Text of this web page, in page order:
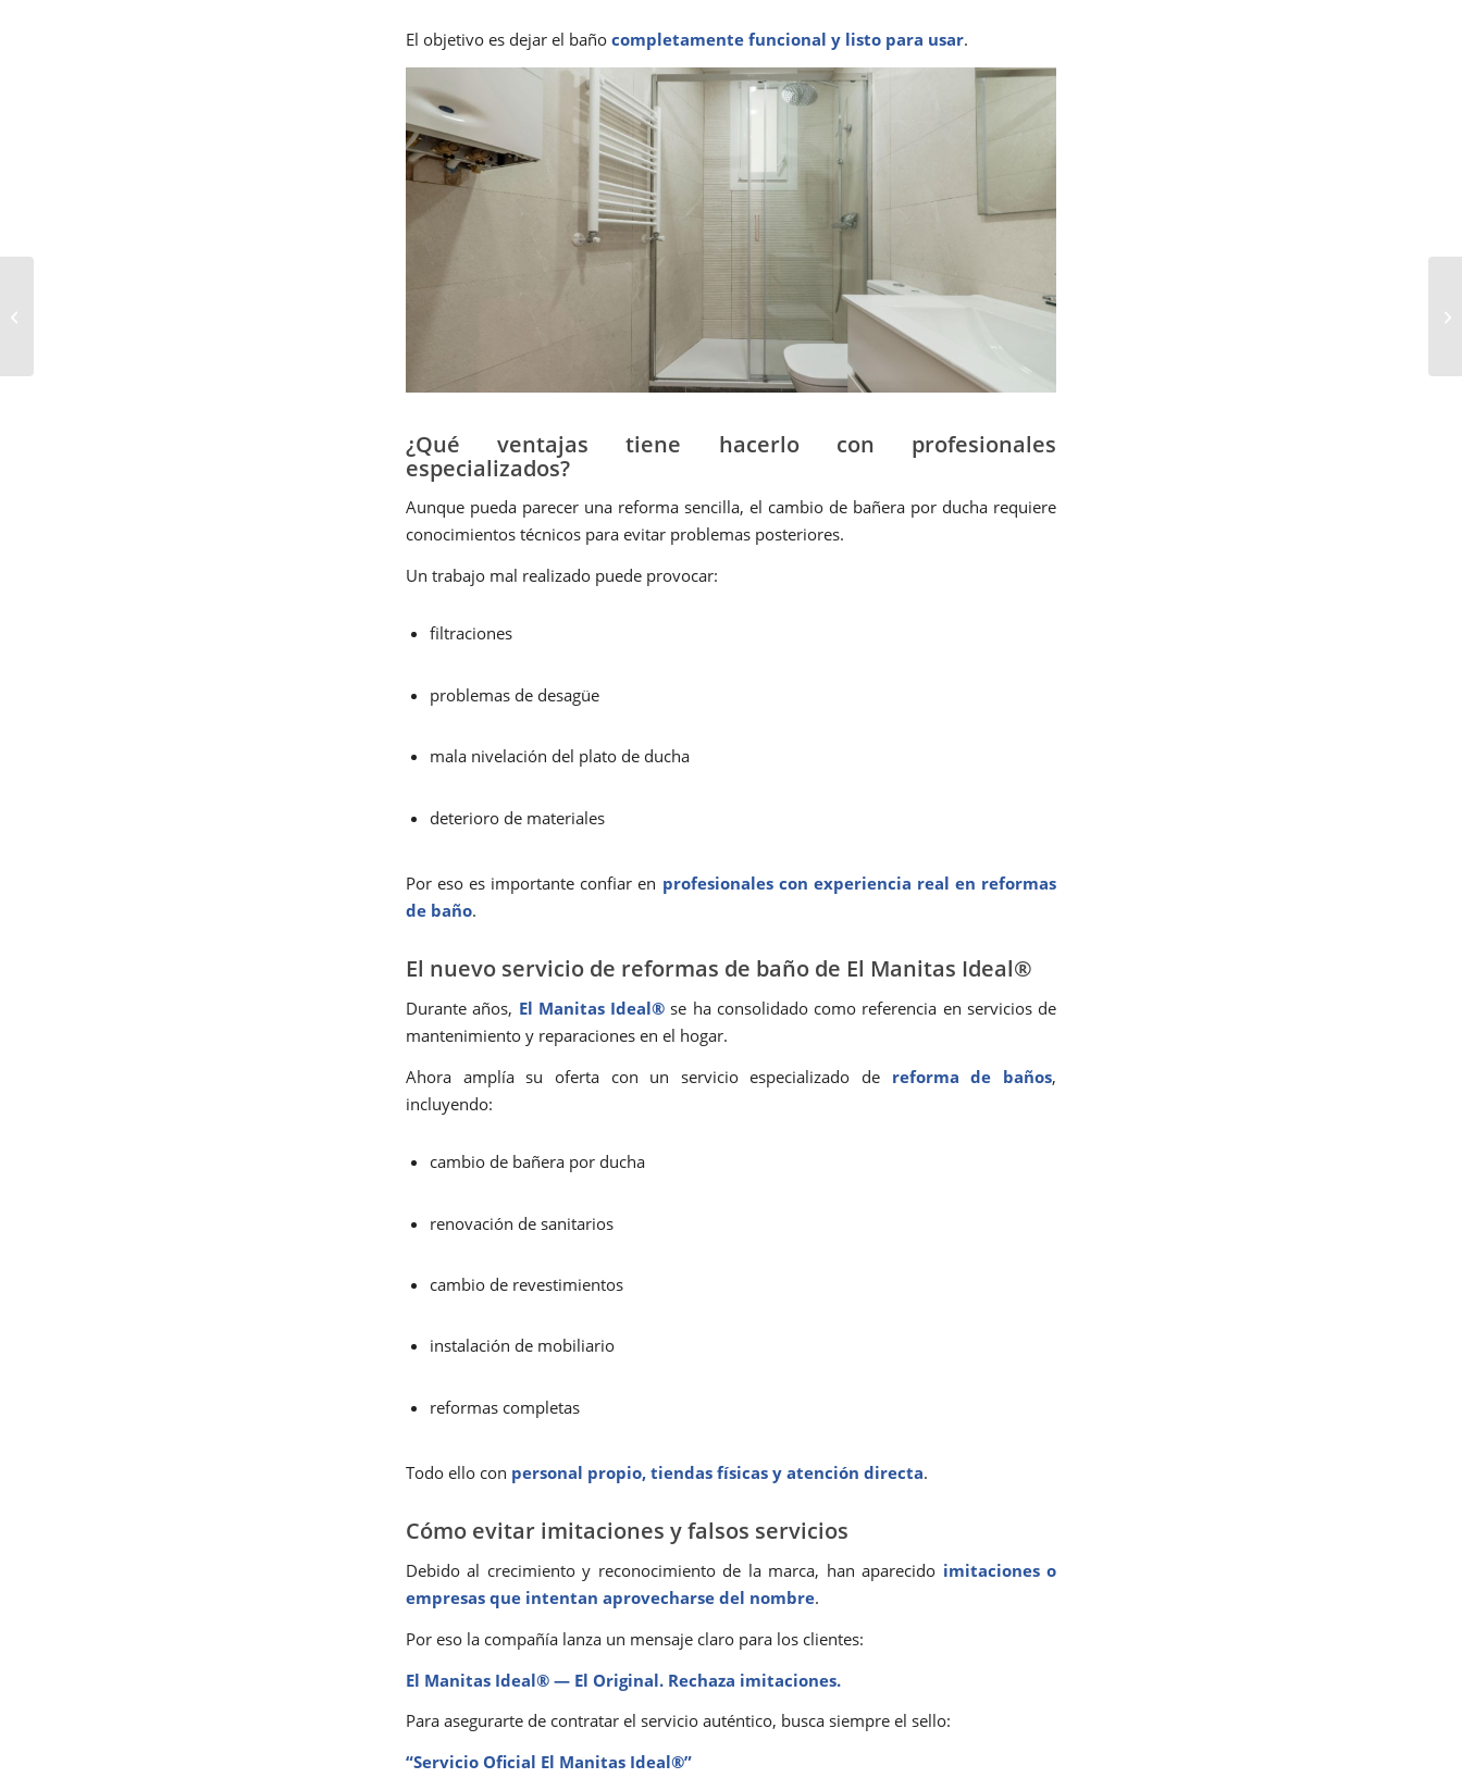
El objetivo es dejar el baño completamente funcional y listo para usar.
¿Qué ventajas tiene hacerlo con profesionales
especializados?
Aunque pueda parecer una reforma sencilla, el cambio de bañera por ducha requiere
conocimientos técnicos para evitar problemas posteriores.
Un trabajo mal realizado puede provocar:
filtraciones
problemas de desagüe
mala nivelación del plato de ducha
deterioro de materiales
Por eso es importante confiar en profesionales con experiencia real en reformas
de baño.
El nuevo servicio de reformas de baño de El Manitas Ideal®
Durante años, El Manitas Ideal® se ha consolidado como referencia en servicios de
mantenimiento y reparaciones en el hogar.
Ahora amplía su oferta con un servicio especializado de reforma de baños,
incluyendo:
cambio de bañera por ducha
renovación de sanitarios
cambio de revestimientos
instalación de mobiliario
reformas completas
Todo ello con personal propio, tiendas físicas y atención directa.
Cómo evitar imitaciones y falsos servicios
Debido al crecimiento y reconocimiento de la marca, han aparecido imitaciones o
empresas que intentan aprovecharse del nombre.
Por eso la compañía lanza un mensaje claro para los clientes:
El Manitas Ideal® — El Original. Rechaza imitaciones.
Para asegurarte de contratar el servicio auténtico, busca siempre el sello:
“Servicio Oficial El Manitas Ideal®”